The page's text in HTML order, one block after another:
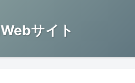
サイト